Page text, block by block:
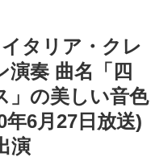
タリア・クレ
奏 曲名「四
」の美しい音色
年6月27日放送)
演